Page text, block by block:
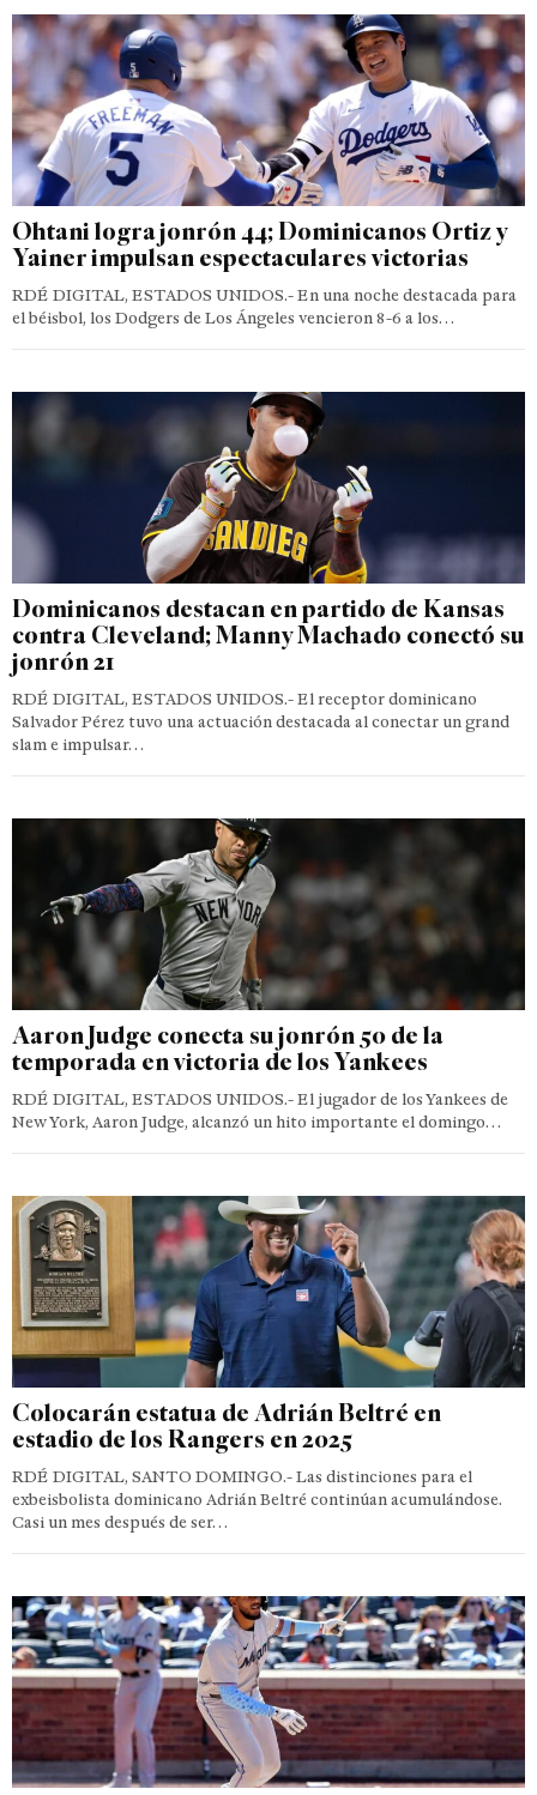
Ohtani logra jonrón 44; Dominicanos Ortiz y
Yainer impulsan espectaculares victorias
RDÉ DIGITAL, ESTADOS UNIDOS.- En una noche destacada para
el béisbol, los Dodgers de Los Ángeles vencieron 8-6 a los…
Dominicanos destacan en partido de Kansas
contra Cleveland; Manny Machado conectó su
jonrón 21
RDÉ DIGITAL, ESTADOS UNIDOS.- El receptor dominicano
Salvador Pérez tuvo una actuación destacada al conectar un grand
slam e impulsar…
Aaron Judge conecta su jonrón 50 de la
temporada en victoria de los Yankees
RDÉ DIGITAL, ESTADOS UNIDOS.- El jugador de los Yankees de
New York, Aaron Judge, alcanzó un hito importante el domingo…
Colocarán estatua de Adrián Beltré en
estadio de los Rangers en 2025
RDÉ DIGITAL, SANTO DOMINGO.- Las distinciones para el
exbeisbolista dominicano Adrián Beltré continúan acumulándose.
Casi un mes después de ser…